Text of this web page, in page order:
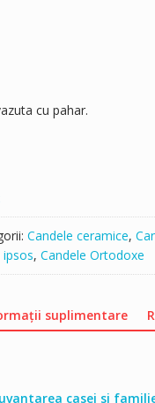
cu pahar.
Candele ceramice,
ipsos, Candele Ortodoxe
suplimentare
casei si